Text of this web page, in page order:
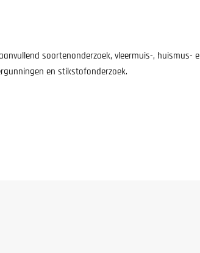
soortenonderzoek, vleermuis-, huismus-
en stikstofonderzoek.